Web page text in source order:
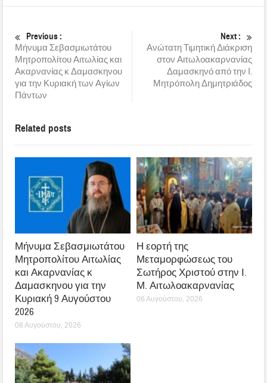
Previous :
Μήνυμα Σεβασμιωτάτου
Μητροπολίτου Αιτωλίας και
Ακαρνανίας κ Δαμασκηνου
για την Κυριακή των Αγίων
Πάντων
Next :
Ανώτατη Τιμητική Διάκριση
στον Αιτωλοακαρνανίας
Δαμασκηνό από την Ι.
Μητρόπολη Δημητριάδος
Related posts
Μήνυμα Σεβασμιωτάτου
Μητροπολίτου Αιτωλίας
και Ακαρνανίας κ
Δαμασκηνου για την
Κυριακή 9 Αυγούστου
2026
08 Αυγούστου, 2026
Η εορτή της
Μεταμορφώσεως του
Σωτήρος Χριστού στην Ι.
Μ. Αιτωλοακαρνανίας
06 Αυγούστου, 2026